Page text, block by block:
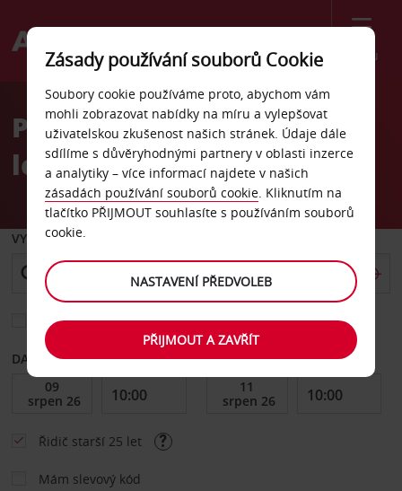
Menu
Welcome
AvisPronájem auta národní
letiště Brusel
VYZVEDNOUT Z
Vyberte si jiné místo vrácení
DATUM OD DATUM DO
Řidič starší 25 let
Mám slevový kód
Zásady používání souborů Cookie
Soubory cookie používáme proto, abychom vám
mohli zobrazovat nabídky na míru a vylepšovat
uživatelskou zkušenost našich stránek. Údaje dále
sdílíme s důvěryhodnými partnery v oblasti inzerce
a analytiky – více informací najdete v našich
zásadách používání souborů cookie. Kliknutím na
tlačítko PŘIJMOUT souhlasíte s používáním souborů
cookie.
NASTAVENÍ PŘEDVOLEB
PŘIJMOUT A ZAVŘÍT